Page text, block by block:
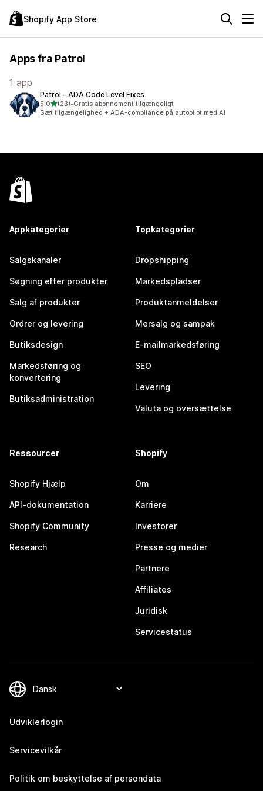
Shopify App Store
Apps fra Patrol
1 app
Patrol ‑ ADA Code Level Fixes
5,0ud af 5 stjerner
(23)
23 anmeldelser i alt
•Gratis abonnement tilgængeligt
Sæt tilgængelighed + ADA-compliance på autopilot med AI
Appkategorier
Salgskanaler
Søgning efter produkter
Salg af produkter
Ordrer og levering
Butiksdesign
Markedsføring og
konvertering
Butiksadministration
Topkategorier
Dropshipping
Markedspladser
Produktanmeldelser
Mersalg og sampak
E-mailmarkedsføring
SEO
Levering
Valuta og oversættelse
Ressourcer
Shopify Hjælp
API-dokumentation
Shopify Community
Research
Shopify
Om
Karriere
Investorer
Presse og medier
Partnere
Affiliates
Juridisk
Servicestatus
Udviklerlogin
Servicevilkår
Politik om beskyttelse af persondata